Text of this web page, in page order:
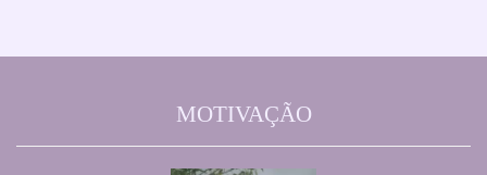
MOTIVAÇÃO